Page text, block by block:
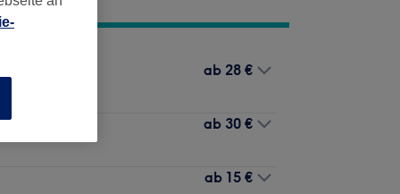
ab 28 €
ab 30 €
ab 15 €